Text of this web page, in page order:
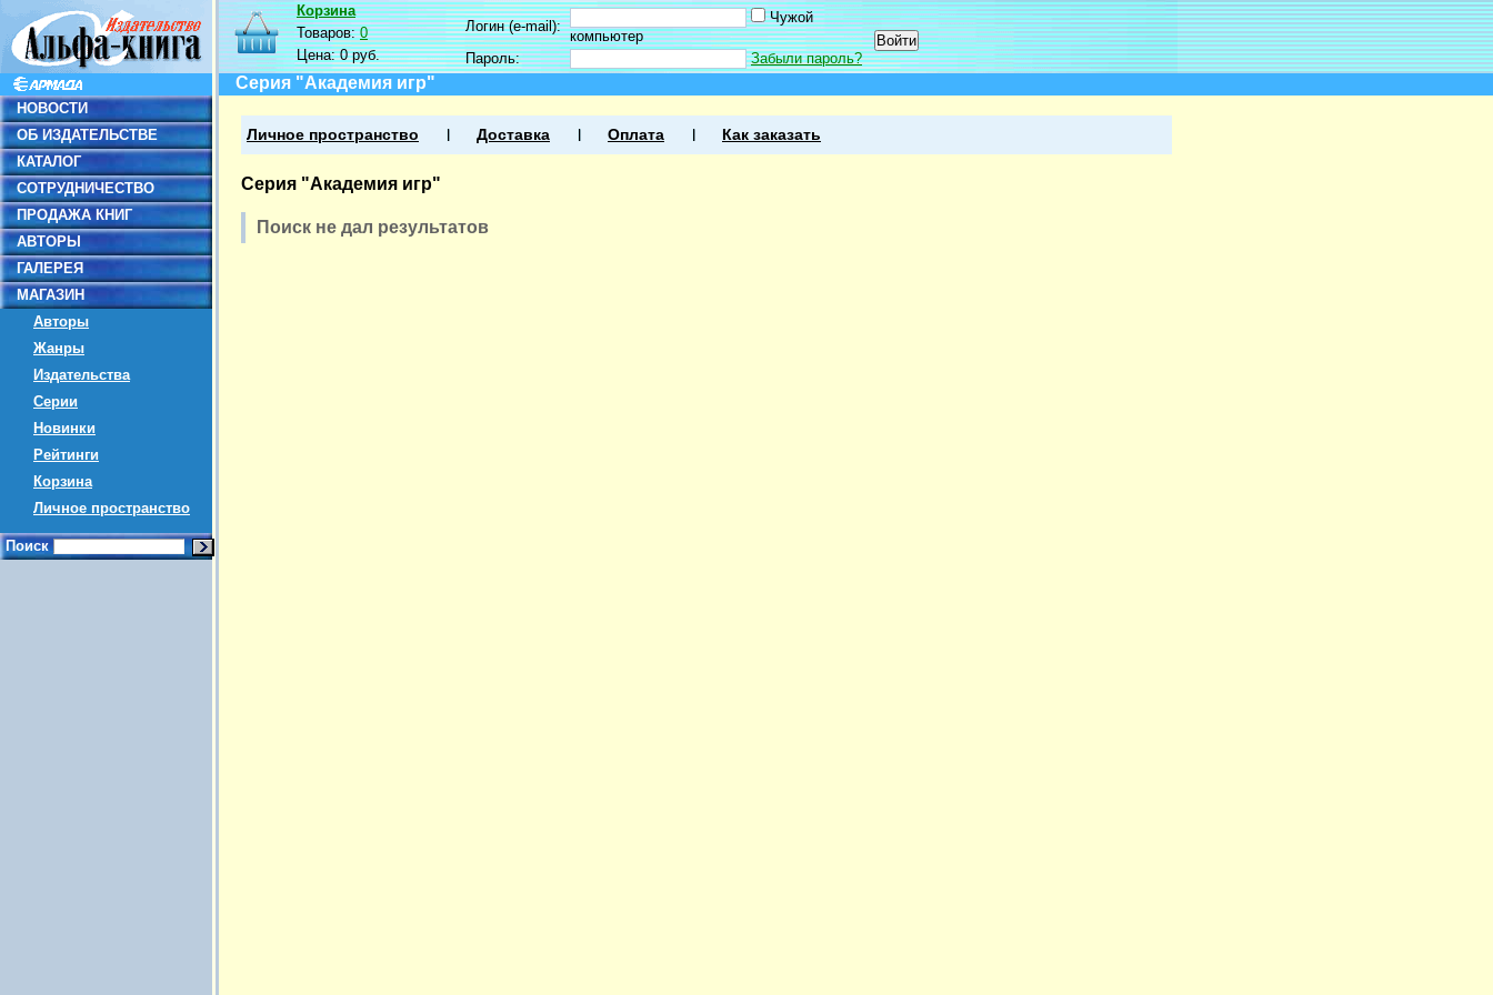
НОВОСТИ
ОБ ИЗДАТЕЛЬСТВЕ
КАТАЛОГ
СОТРУДНИЧЕСТВО
ПРОДАЖА КНИГ
АВТОРЫ
ГАЛЕРЕЯ
МАГАЗИН
Авторы
Жанры
Издательства
Серии
Новинки
Рейтинги
Корзина
Личное пространство
Поиск
Корзина
Товаров:0
Цена:0 руб.
Логин (e-mail):
Чужой
компьютер
Пароль:
Забыли пароль?
Серия "Академия игр"
Личное пространство Доставка Оплата Как заказать
Серия "Академия игр"
Поиск не дал результатов